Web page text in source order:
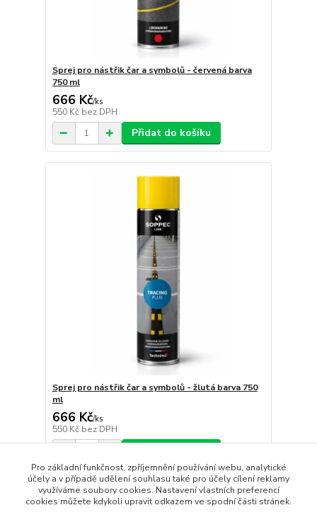
Sprej pro nástřik čar a symbolů - červená barva
750 ml
666 Kč/ks
550 Kč bez DPH
Přidat do košíku
Sprej pro nástřik čar a symbolů - žlutá barva 750
ml
666 Kč/ks
550 Kč bez DPH
strana z 1
Pro základní funkčnost, zpříjemnění používání webu, analytické
účely a v případě udělení souhlasu také pro účely cílení reklamy
využíváme soubory cookies. Nastavení vlastních preferencí
cookies můžete kdykoli upravit odkazem ve spodní části stránek.